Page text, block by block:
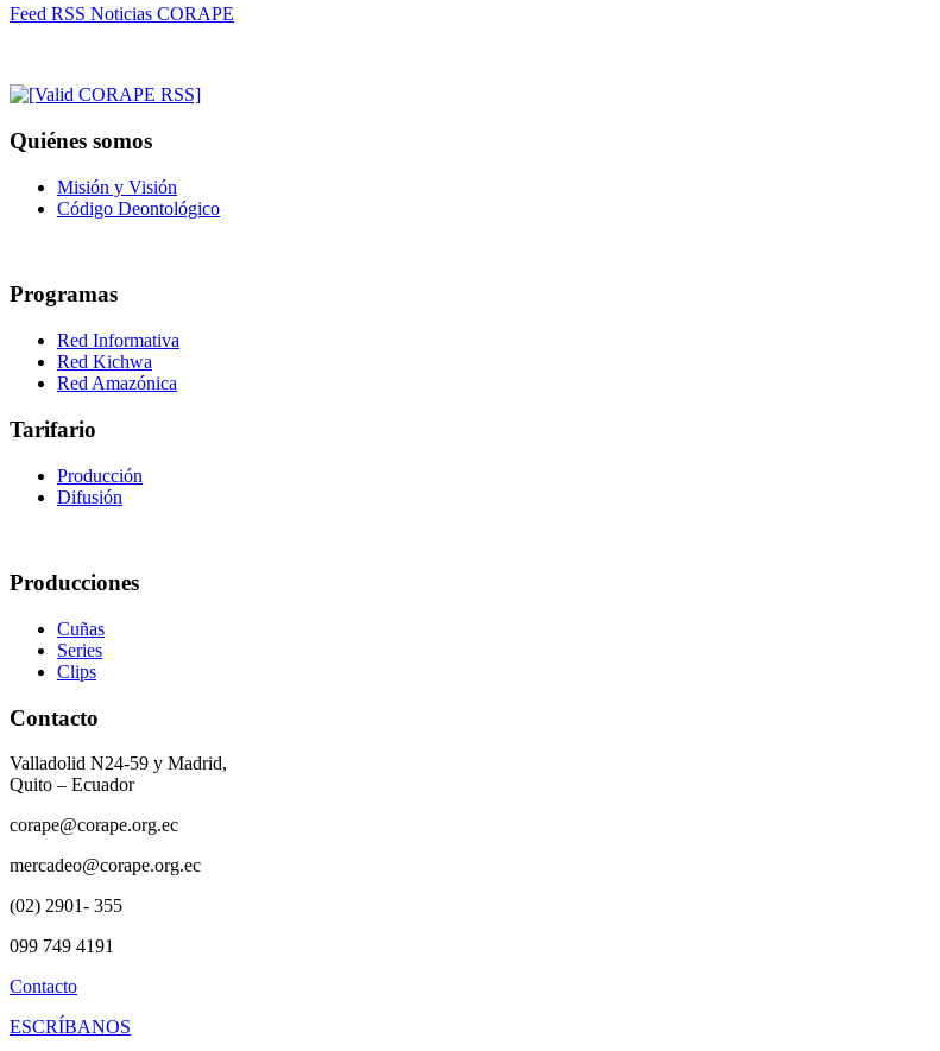
Feed RSS Noticias CORAPE
Quiénes somos
Misión y Visión
Código Deontológico
Programas
Red Informativa
Red Kichwa
Red Amazónica
Tarifario
Producción
Difusión
Producciones
Cuñas
Series
Clips
Contacto
Valladolid N24-59 y Madrid,
Quito – Ecuador
corape@corape.org.ec
mercadeo@corape.org.ec
(02) 2901- 355
099 749 4191
Contacto
ESCRÍBANOS